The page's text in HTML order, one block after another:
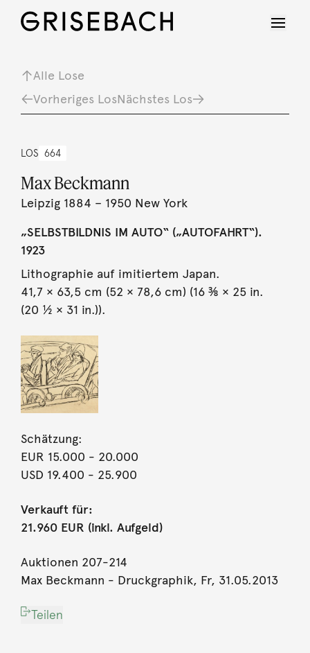
Alle Lose
Vorheriges LosNächstes Los
LOS 664
Max Beckmann
Leipzig 1884 – 1950 New York
„SELBSTBILDNIS IM AUTO“ („AUTOFAHRT“).
1923
Lithographie auf imitiertem Japan.
41,7 × 63,5 cm (52 × 78,6 cm) (16 ⅜ × 25 in.
(20 ½ × 31 in.)).
Schätzung:
EUR 15.000 - 20.000
USD 19.400 - 25.900
Verkauft für:
21.960 EUR (inkl. Aufgeld)
Auktionen 207-214
Max Beckmann - Druckgraphik, Fr, 31.05.2013
Teilen